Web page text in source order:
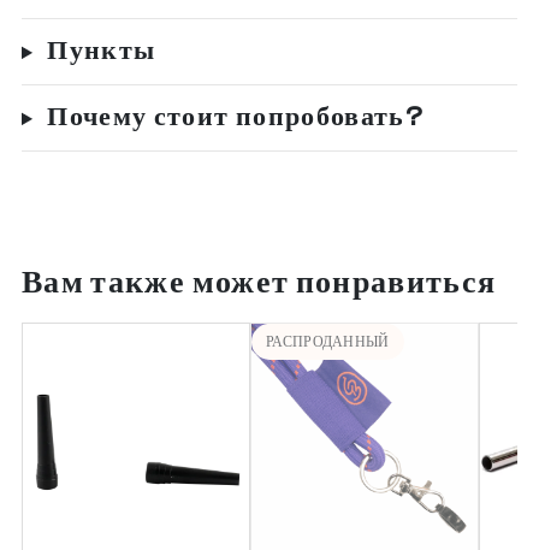
Пункты
Почему стоит попробовать?
Вам также может понравиться
РАСПРОДАННЫЙ